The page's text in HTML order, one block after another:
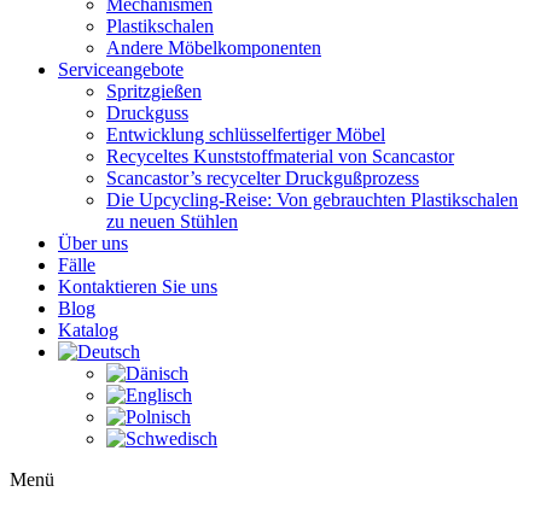
Mechanismen
Plastikschalen
Andere Möbelkomponenten
Serviceangebote
Spritzgießen
Druckguss
Entwicklung schlüsselfertiger Möbel
Recyceltes Kunststoffmaterial von Scancastor
Scancastor’s recycelter Druckgußprozess
Die Upcycling-Reise: Von gebrauchten Plastikschalen
zu neuen Stühlen
Über uns
Fälle
Kontaktieren Sie uns
Blog
Katalog
Menü